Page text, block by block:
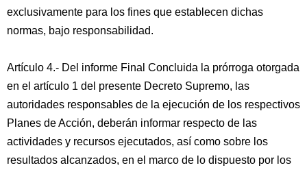
exclusivamente para los fines que establecen dichas
normas, bajo responsabilidad.
Artículo 4.- Del informe Final Concluida la prórroga otorgada
en el artículo 1 del presente Decreto Supremo, las
autoridades responsables de la ejecución de los respectivos
Planes de Acción, deberán informar respecto de las
actividades y recursos ejecutados, así como sobre los
resultados alcanzados, en el marco de lo dispuesto por los